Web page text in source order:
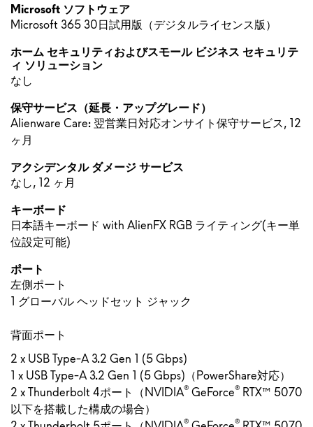
Microsoft ソフトウェア
Microsoft 365 30日試用版（デジタルライセンス版）
ホーム セキュリティおよびスモール ビジネス セキュリテ
ィ ソリューション
なし
保守サービス（延長・アップグレード）
Alienware Care: 翌営業日対応オンサイト保守サービス, 12
ヶ月
アクシデンタル ダメージ サービス
なし, 12 ヶ月
キーボード
日本語キーボード with AlienFX RGB ライティング(キー単
位設定可能)
ポート
左側ポート
1 グローバル ヘッドセット ジャック
背面ポート
2 x USB Type-A 3.2 Gen 1 (5 Gbps)
1 x USB Type-A 3.2 Gen 1 (5 Gbps)（PowerShare対応）
2 x Thunderbolt 4ポート（NVIDIA® GeForce® RTX™ 5070
以下を搭載した構成の場合）
® ®